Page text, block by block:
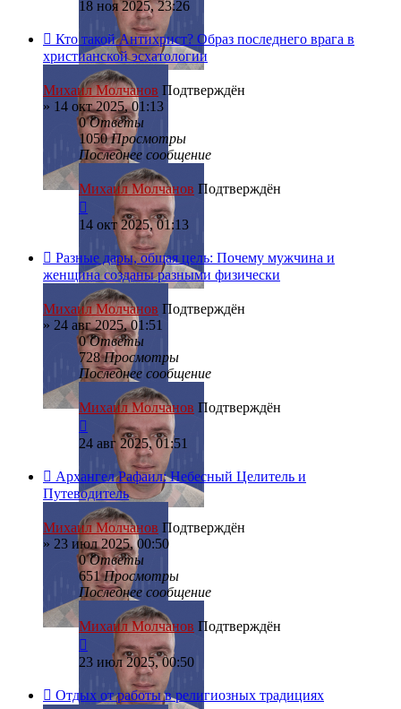
18 ноя 2025, 23:26
Кто такой Антихрист? Образ последнего врага в
христианской эсхатологии
Михаил Молчанов Подтверждён
» 14 окт 2025, 01:13
0Ответы
1050Просмотры
Последнее сообщение
Михаил Молчанов Подтверждён
14 окт 2025, 01:13
Разные дары, общая цель: Почему мужчина и
женщина созданы разными физически
Михаил Молчанов Подтверждён
» 24 авг 2025, 01:51
0Ответы
728Просмотры
Последнее сообщение
Михаил Молчанов Подтверждён
24 авг 2025, 01:51
Архангел Рафаил: Небесный Целитель и
Путеводитель
Михаил Молчанов Подтверждён
» 23 июл 2025, 00:50
0Ответы
651Просмотры
Последнее сообщение
Михаил Молчанов Подтверждён
23 июл 2025, 00:50
Отдых от работы в религиозных традициях